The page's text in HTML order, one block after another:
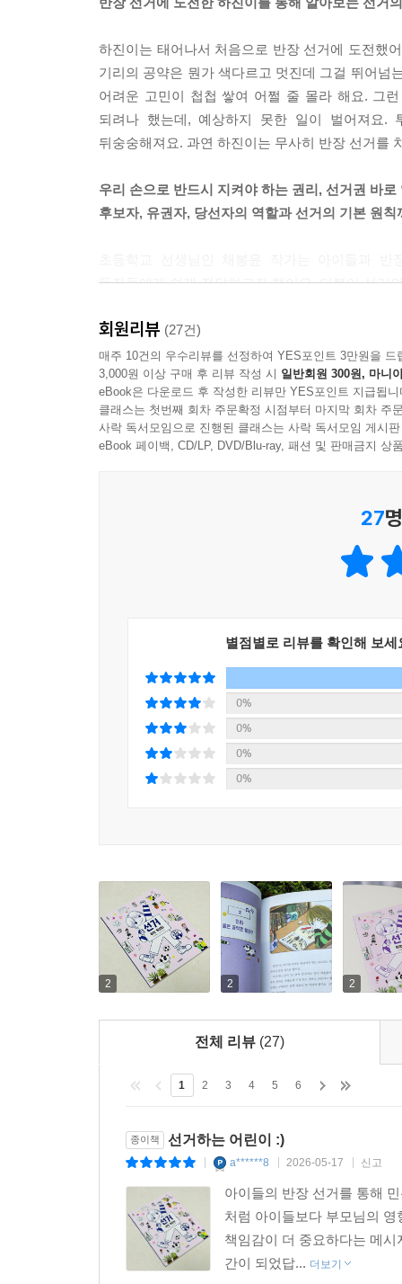
하진이는 태어나서 처음으로 반장 선거에 도전했
기리의 공약은 뭔가 색다르고 멋진데 그걸 뛰어넘
어려운 고민이 첩첩 쌓여 어쩔 줄 몰라 해요. 그
되려나 했는데, 예상하지 못한 일이 벌어져요.
뒤숭숭해져요. 과연 하진이는 무사히 반장 선거를
우리 손으로 반드시 지켜야 하는 권리, 선거권 바로
후보자, 유권자, 당선자의 역할과 선거의 기본 원칙
독자들에게 쉽게 전달하고자 했어요. 더불어 선거
책 속에 포함된 활동지를 어린이 스스로 작성해
쓰기, 선거 벽보 만들기, 매니페스토 활동 직접
정치 참여와 선거의 의미에 대해 더 깊이 알게 될
교과 연계
2학년 1학기 나 · 소중한 나의 꿈 3학년 1학기 국
5학년 1학기 사회 2. 인권 존중과 정의로운 사회
회원리뷰 (27건)
매주 10건의 우수리뷰를 선정하여 YES포인트 3만원을 드
3,000원 이상 구매 후 리뷰 작성 시 일반회원 300원, 마니
eBook은 다운로드 후 작성한 리뷰만 YES포인트 지급됩니
클래스는 첫번째 회차 주문확정 시점부터 마지막 회차 주
사락 독서모임으로 진행된 클래스는 사락 독서모임 게시
eBook 페이백, CD/LP, DVD/Blu-ray, 패션 및 판매금지 상
27
별점별로 리뷰를 확인해 보세
0%
0%
0%
0%
2 2 2
전체 리뷰 (27)
1 2 3 4 5 6
종이책 선거하는 어린이 :)
a******8 2026-05-17 신고
아이들의 반장 선거를 통해
처럼 아이들보다 부모님의
책임감이 더 중요하다는 메
간이 되었답... 더보기